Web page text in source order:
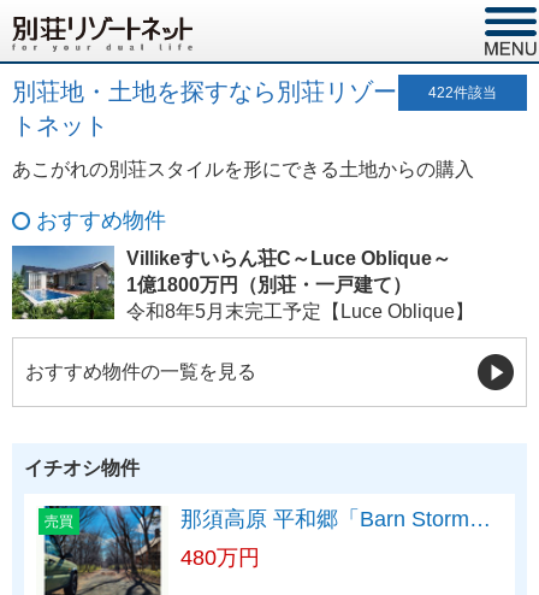
別荘地・土地を探すなら別荘リゾー
トネット
422件該当
あこがれの別荘スタイルを形にできる土地からの購入
おすすめ物件
Villikeすいらん荘C～Luce Oblique～
1億1800万円（別荘・一戸建て）
令和8年5月末完工予定【Luce Oblique】
おすすめ物件の一覧を見る
イチオシ物件
売買
那須高原 平和郷「Barn Storm…
480万円